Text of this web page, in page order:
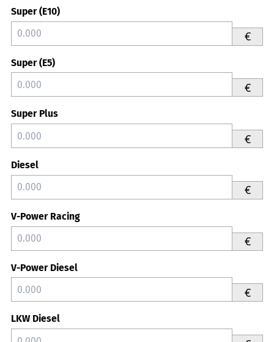
Super (E10)
€
Super (E5)
€
Super Plus
€
Diesel
€
V-Power Racing
€
V-Power Diesel
€
LKW Diesel